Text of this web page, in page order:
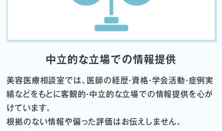
中立的な立場での情報提供
美容医療相談室では、医師の経歴・資格・学会活動・症例実
績などをもとに客観的・中立的な立場での情報提供を心が
けています。
根拠のない情報や偏った評価はお伝えしません。